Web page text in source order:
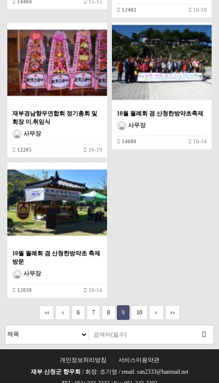
14404 11-15
12402 10-19
재부경남향우연합회 정기총회 및
회장 이.취임식
사무장
12205 10-19
10월 월례회 겸 산청한방약초축제
사무장
14680 10-14
10월 월례회 겸 산청한방약초 축제
방문
사무장
12839 10-14
6 7 8 9 10
개인정보처리방침
서비스이용약관
재부 산청군 향우회 / 회장: 조기영 / email: san2333@hanmail.net